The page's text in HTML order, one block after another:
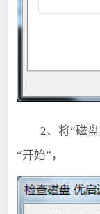
2、将“磁盘
“开始”，